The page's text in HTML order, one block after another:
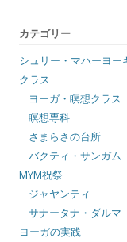
カテゴリー
シュリー・マハーヨ
クラス
ヨーガ・瞑想クラス
瞑想専科
さまらさの台所
バクティ・サンガム
MYM祝祭
ジャヤンティ
サナータナ・ダル
ヨーガの実践